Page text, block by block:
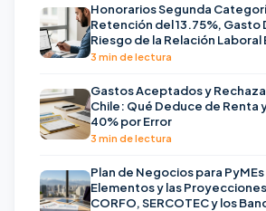
Honorarios Segunda
Retención del 13.75%, Gasto
Riesgo de la Relación
3 min de lectura
Gastos Aceptados y
Chile: Qué Deduce de Renta
40% por Error
3 min de lectura
Plan de Negocios para
Elementos y las
CORFO, SERCOTEC y los